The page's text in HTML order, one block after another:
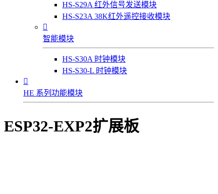
HS-S29A 红外信号发送模块
HS-S23A 38K红外遥控接收模块

智能模块
HS-S30A 时钟模块
HS-S30-L 时钟模块

HE 系列功能模块
ESP32-EXP2扩展板